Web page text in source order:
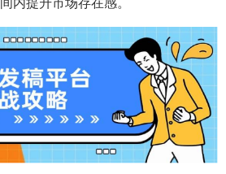
内提升市场存在感。